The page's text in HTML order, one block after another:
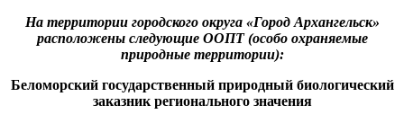
На территории городского округа «Город Архангельск»
расположены следующие ООПТ (особо охраняемые
природные территории):
Беломорский государственный природный биологический
заказник регионального значения